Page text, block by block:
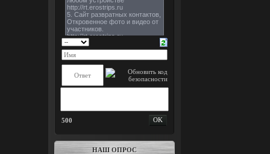
500
НАШ ОПРОС